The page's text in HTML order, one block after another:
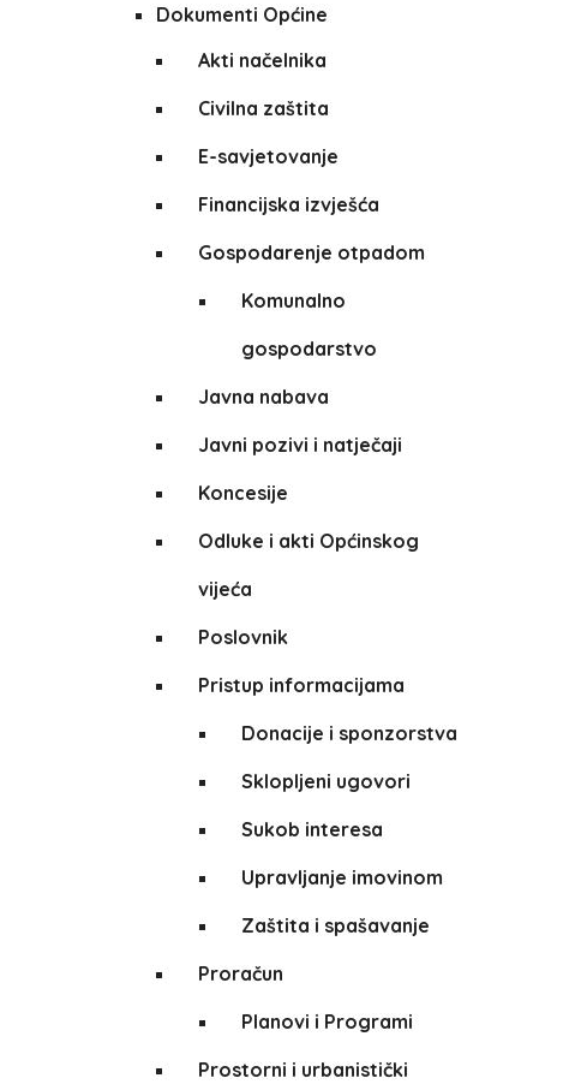
Dokumenti Općine
Akti načelnika
Civilna zaštita
E-savjetovanje
Financijska izvješća
Gospodarenje otpadom
Komunalno
gospodarstvo
Javna nabava
Javni pozivi i natječaji
Koncesije
Odluke i akti Općinskog
vijeća
Poslovnik
Pristup informacijama
Donacije i sponzorstva
Sklopljeni ugovori
Sukob interesa
Upravljanje imovinom
Zaštita i spašavanje
Proračun
Planovi i Programi
Prostorni i urbanistički